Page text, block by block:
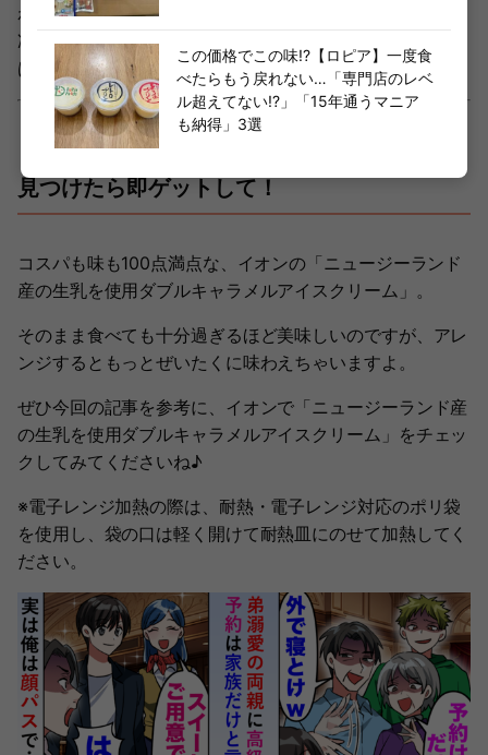
わない理由が見つかりません！星4の理由は少し大きくて
冷凍庫に入りずらいからなんです……。マイナスポイント
は、本当にここだけです（味は120点満点！）。
見つけたら即ゲットして！
コスパも味も100点満点な、イオンの「ニュージーランド
産の生乳を使用ダブルキャラメルアイスクリーム」。
そのまま食べても十分過ぎるほど美味しいのですが、アレ
ンジするともっとぜいたくに味わえちゃいますよ。
ぜひ今回の記事を参考に、イオンで「ニュージーランド産
の生乳を使用ダブルキャラメルアイスクリーム」をチェッ
クしてみてくださいね♪
※電子レンジ加熱の際は、耐熱・電子レンジ対応のポリ袋
を使用し、袋の口は軽く開けて耐熱皿にのせて加熱してく
ださい。
この価格でこの味!?【ロピア】一度食
べたらもう戻れない…「専門店のレベ
ル超えてない!?」「15年通うマニア
も納得」3選